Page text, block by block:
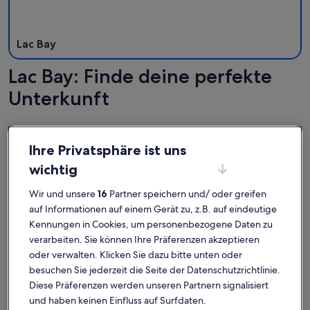
Lac Bay
Lac Bay: Finde deine perfekte
Unterkunft
Weitere Infos zu Beach Studio Aerial Windsurfing Paradise
Weitere
Ihre Privatsphäre ist uns
wichtig
Wir und unsere16 Partner speichern und/ oder greifen
auf Informationen auf einem Gerät zu, z.B. auf eindeutige
Kennungen in Cookies, um personenbezogene Daten zu
verarbeiten. Sie können Ihre Präferenzen akzeptieren
oder verwalten. Klicken Sie dazu bitte unten oder
besuchen Sie jederzeit die Seite der Datenschutzrichtlinie.
Diese Präferenzen werden unseren Partnern signalisiert
und haben keinen Einfluss auf Surfdaten.